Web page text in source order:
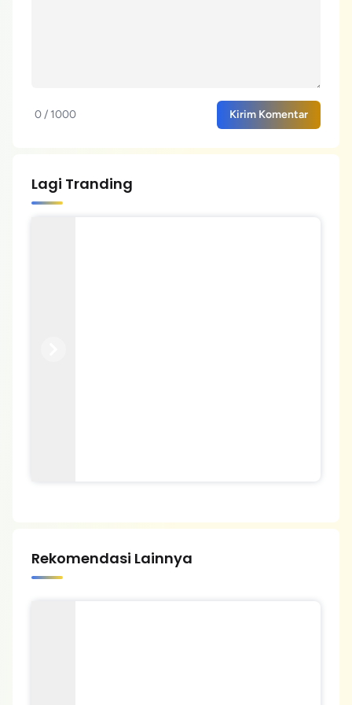
0 / 1000 Kirim Komentar
Lagi Tranding
Rekomendasi Lainnya